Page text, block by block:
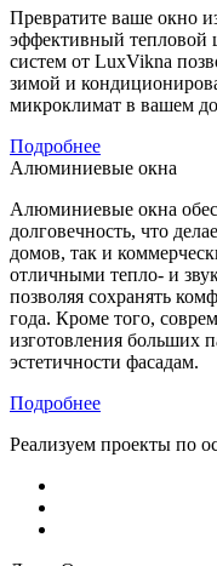
Превратите ваше окно
эффективный тепловой
систем от LuxVikna
зимой и
микроклимат в вашем
Подробнее
Алюминиевые окна
Алюминиевые окна
долговечность, что
домов, так и
отличными тепло- и
позволяя сохранять
года. Кроме того,
изготовления больших
эстетичности фасадам.
Подробнее
Реализуем проекты по